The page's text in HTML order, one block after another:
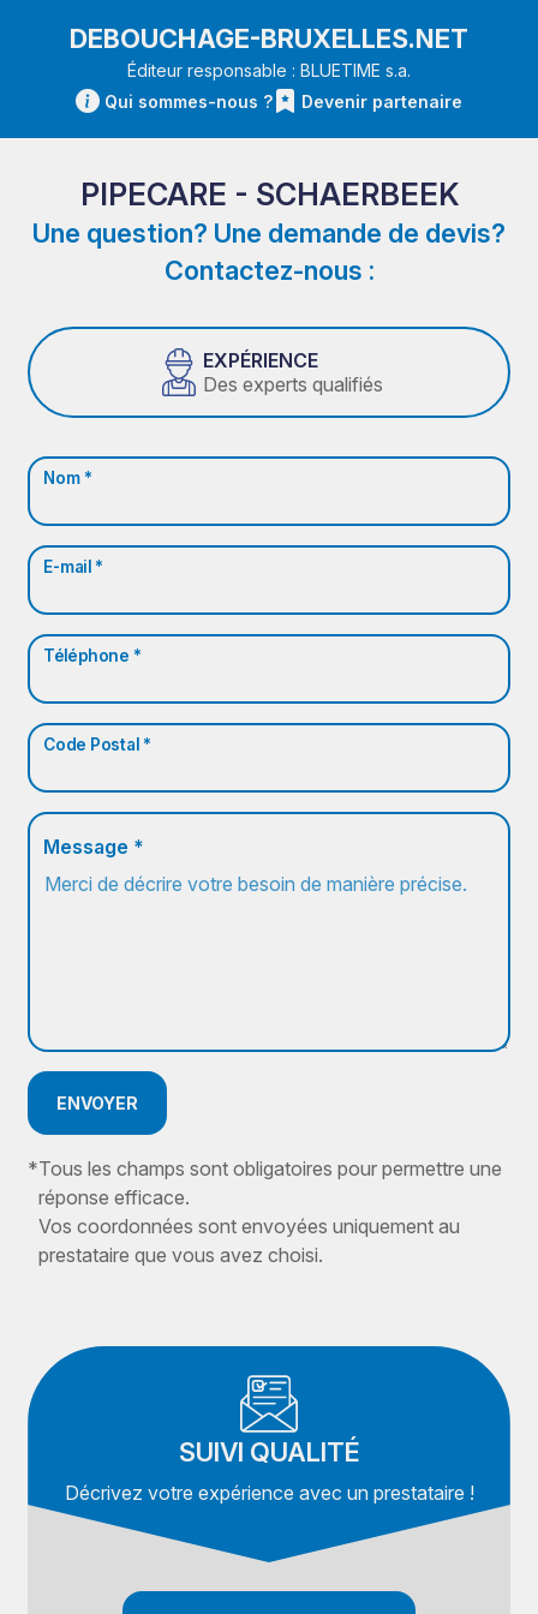
DEBOUCHAGE-BRUXELLES.NET
Éditeur responsable : BLUETIME s.a.
Qui sommes-nous ?
Devenir partenaire
PIPECARE - SCHAERBEEK
Une question? Une demande de devis?
Contactez-nous :
EXPÉRIENCE
Des experts qualifiés
Nom *
E-mail *
Téléphone *
Code Postal *
Message *
ENVOYER
*Tous les champs sont obligatoires pour permettre une
réponse efficace.
Vos coordonnées sont envoyées uniquement au
prestataire que vous avez choisi.
SUIVI QUALITÉ
Décrivez votre expérience avec un prestataire !